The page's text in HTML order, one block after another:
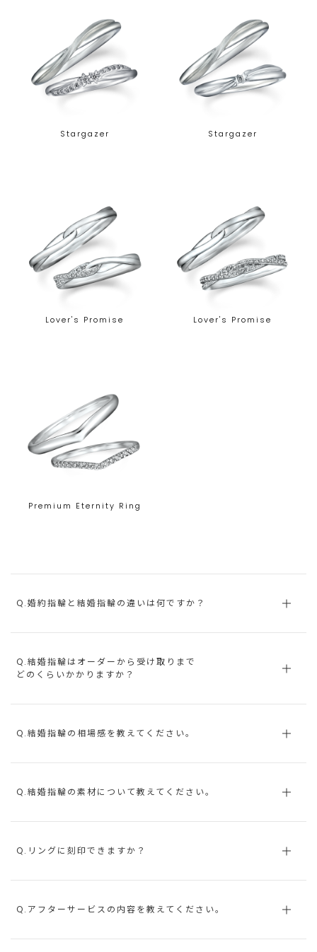
Stargazer Stargazer
Lover's Promise Lover's Promise
Premium Eternity Ring
Q.婚約指輪と結婚指輪の違いは何ですか？
Q.結婚指輪はオーダーから受け取りまで
どのくらいかかりますか？
Q.結婚指輪の相場感を教えてください。
Q.結婚指輪の素材について教えてください。
Q.リングに刻印できますか？
Q.アフターサービスの内容を教えてください。